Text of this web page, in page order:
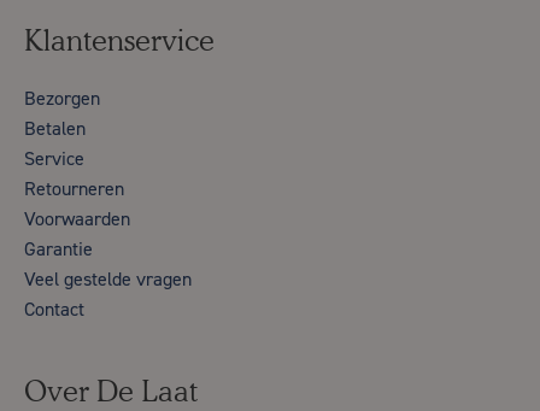
Klantenservice
Bezorgen
Betalen
Service
Retourneren
Voorwaarden
Garantie
Veel gestelde vragen
Contact
Over De Laat